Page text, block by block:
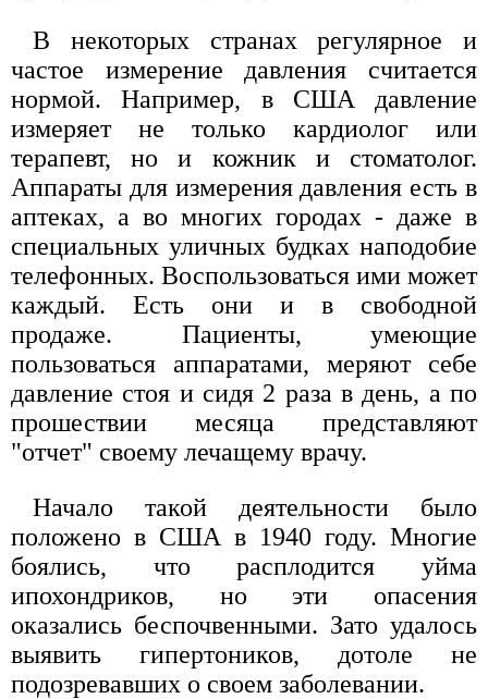
В некоторых странах регулярное и
частое измерение давления считается
нормой. Например, в США давление
измеряет не только кардиолог или
терапевт, но и кожник и стоматолог.
Аппараты для измерения давления есть в
аптеках, а во многих городах - даже в
специальных уличных будках наподобие
телефонных. Воспользоваться ими может
каждый. Есть они и в свободной
продаже. Пациенты, умеющие
пользоваться аппаратами, меряют себе
давление стоя и сидя 2 раза в день, а по
прошествии месяца представляют
"отчет" своему лечащему врачу.
Начало такой деятельности было
положено в США в 1940 году. Многие
боялись, что расплодится уйма
ипохондриков, но эти опасения
оказались беспочвенными. Зато удалось
выявить гипертоников, дотоле не
подозревавших о своем заболевании.